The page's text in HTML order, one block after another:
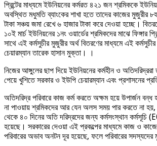
প্রিন্টের মাধ্যমে ইউনিয়নের কর্মরত ৪২১ জন শ্রমিককে
অবস্থিত মধুমতি ব্যাংকের শাখা হতে তাদের কাজের মুজুরীর
টাকা সঞ্চয় জমা রেখে ৬ হাজার টাকা করে দেওয়া হচ্ছে।
১০ই মার্চ ইউনিয়নের ১নং ওয়ার্ডের শ্রমিকদের মাঝে ফিঙ্গার
সাথে এই কর্মসুচীর মুজুরীর অর্থ বিতরণের মাধ্যমে এই
চেয়ারম্যান তারেক হাসান মুক্তা। ।
নিজের আঙ্গুলের ছাপ দিয়ে ইউনিয়নের কর্মহীন ও অতিদরিদ্ররা
পেয়ে খুশিতে সরকার ও ইউপি চেয়ারম্যান এবং প্রশাসনের
অতিদরিদ্র পরিবারে কাজ কর্ম করতে অক্ষম হয়ে উপার্জন
না পাওয়ায় শ্রমিকদের আর যেন অলস সময় পার করতে না
থেকে ৪০ দিনের অতি দরিদ্রদের জন্য কর্মসংস্থান কর্মসূচি
হয়েছে। সরকারের দেওয়া এই প্রকল্পের মাধ্যমে কাজ ও
পরিবারের অভাব অনটন দূর হয়েছে, ফলে পরিবারের সদস্যদের